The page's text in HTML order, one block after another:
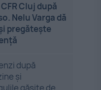
Cluj după
Nelu Varga dă
pregătește
după
și